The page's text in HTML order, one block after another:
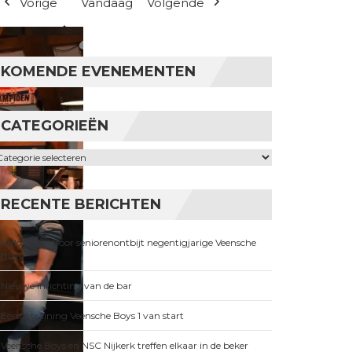
KOMENDE EVENEMENTEN
CATEGORIEËN
RECENTE BERICHTEN
Meld je aan voor seniorenontbijt negentigjarige Veensche
Boys
Nieuwe inrichting van de bar
Eerste training Veensche Boys 1 van start
Veensche Boys en NSC Nijkerk treffen elkaar in de beker